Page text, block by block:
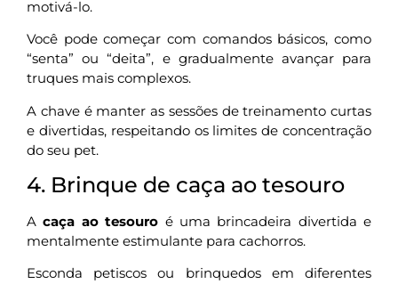
motivá-lo.
Você pode começar com comandos básicos, como
“senta” ou “deita”, e gradualmente avançar para
truques mais complexos.
A chave é manter as sessões de treinamento curtas
e divertidas, respeitando os limites de concentração
do seu pet.
4. Brinque de caça ao tesouro
Acaça ao tesouro é uma brincadeira divertida e
mentalmente estimulante para cachorros.
Esconda petiscos ou brinquedos em diferentes